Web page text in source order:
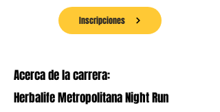
Inscripciones
Acerca de la carrera:
Herbalife Metropolitana Night Run